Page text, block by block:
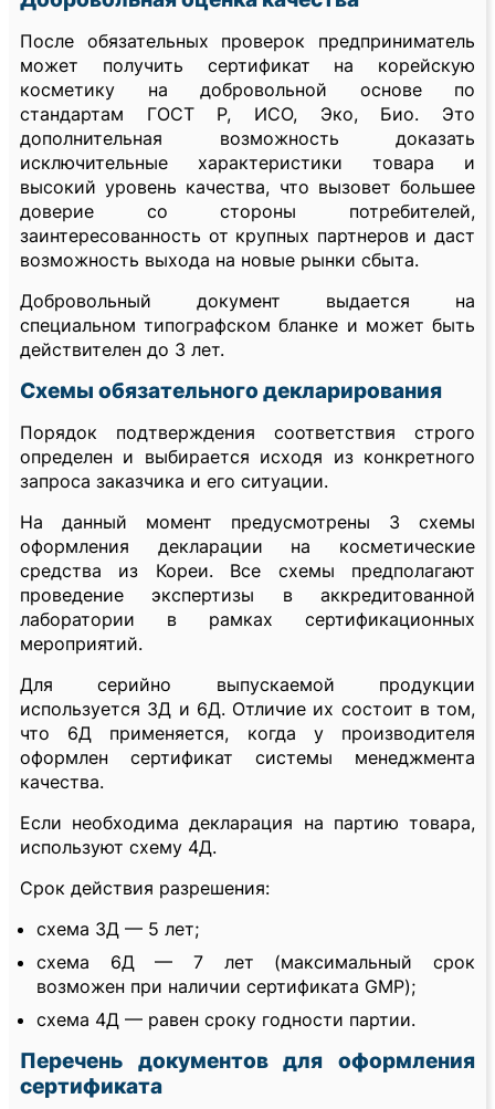
После обязательных проверок предприниматель
может получить сертификат на корейскую
косметику на добровольной основе по
стандартам ГОСТ Р, ИСО, Эко, Био. Это
дополнительная возможность доказать
исключительные характеристики товара и
высокий уровень качества, что вызовет большее
доверие со стороны потребителей,
заинтересованность от крупных партнеров и даст
возможность выхода на новые рынки сбыта.
Добровольный документ выдается на
специальном типографском бланке и может быть
действителен до 3 лет.
Схемы обязательного декларирования
Порядок подтверждения соответствия строго
определен и выбирается исходя из конкретного
запроса заказчика и его ситуации.
На данный момент предусмотрены 3 схемы
оформления декларации на косметические
средства из Кореи. Все схемы предполагают
проведение экспертизы в аккредитованной
лаборатории в рамках сертификационных
мероприятий.
Для серийно выпускаемой продукции
используется 3Д и 6Д. Отличие их состоит в том,
что 6Д применяется, когда у производителя
оформлен сертификат системы менеджмента
качества.
Если необходима декларация на партию товара,
используют схему 4Д.
Срок действия разрешения:
схема 3Д — 5 лет;
схема 6Д — 7 лет (максимальный срок
возможен при наличии сертификата GMP);
схема 4Д — равен сроку годности партии.
Перечень документов для оформления
сертификата